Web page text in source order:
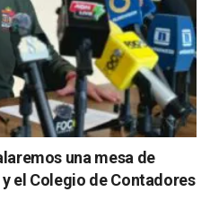
una mesa de
el Colegio de Contadores